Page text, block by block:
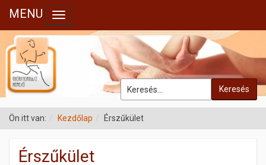
Keresés
MENU Toggle navigation
Ön itt van: Kezdőlap Érszűkület
Érszűkület